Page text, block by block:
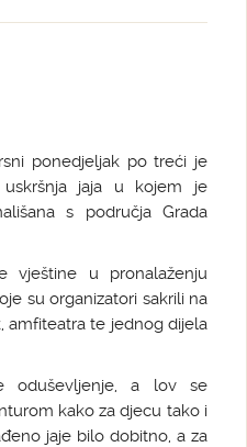
ponedjeljak po treći je
jaja u kojem je
s područja Grada
vještine u pronalaženju
su organizatori sakrili na
amfiteatra te jednog dijela
oduševljenje, a lov se
kako za djecu tako i
jaje bilo dobitno, a za